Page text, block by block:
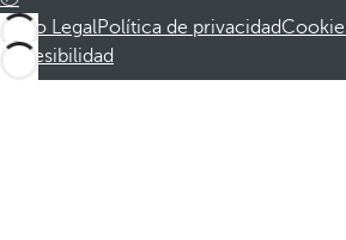
Aviso LegalPolítica de privacidad
Accesibilidad